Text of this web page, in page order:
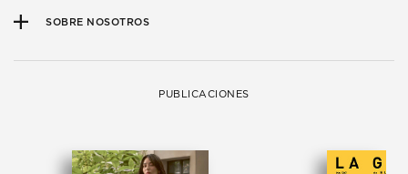
SOBRE NOSOTROS
PUBLICACIONES